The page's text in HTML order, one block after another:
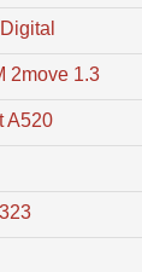
2move 1.3
A520